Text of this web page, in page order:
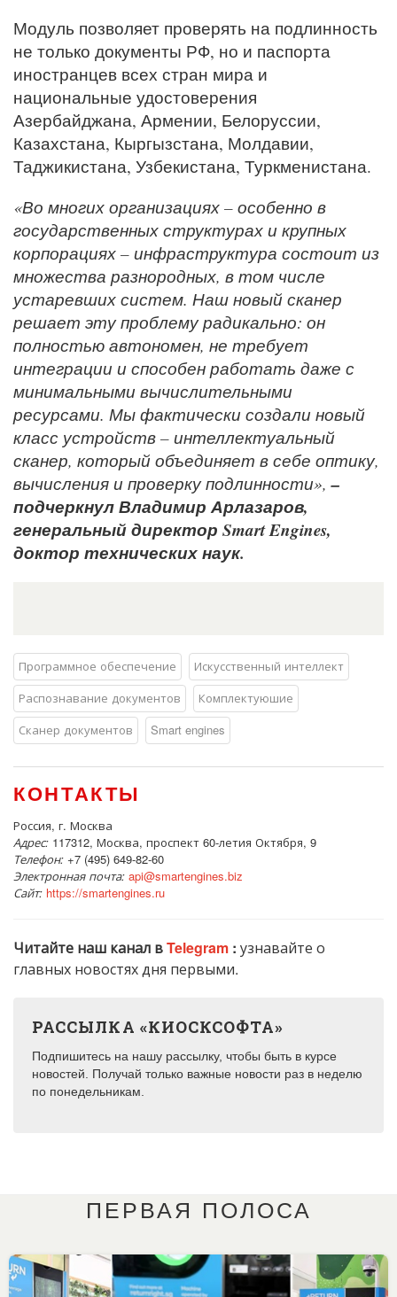
Модуль позволяет проверять на подлинность
не только документы РФ, но и паспорта
иностранцев всех стран мира и
национальные удостоверения
Азербайджана, Армении, Белоруссии,
Казахстана, Кыргызстана, Молдавии,
Таджикистана, Узбекистана, Туркменистана.
«Во многих организациях – особенно в
государственных структурах и крупных
корпорациях – инфраструктура состоит из
множества разнородных, в том числе
устаревших систем. Наш новый сканер
решает эту проблему радикально: он
полностью автономен, не требует
интеграции и способен работать даже с
минимальными вычислительными
ресурсами. Мы фактически создали новый
класс устройств – интеллектуальный
сканер, который объединяет в себе оптику,
вычисления и проверку подлинности»,–
подчеркнул Владимир Арлазаров,
генеральный директор Smart Engines,
доктор технических наук.
Программное обеспечение
Искусственный интеллект
Распознавание документов
Комплектуюшие
Сканер документов
Smart engines
КОНТАКТЫ
Россия, г. Москва
Адрес: 117312, Москва, проспект 60-летия Октября, 9
Телефон: +7 (495) 649-82-60
Электронная почта: api@smartengines.biz
Сайт: https://smartengines.ru
Читайте наш канал вTelegram : узнавайте о
главных новостях дня первыми.
РАССЫЛКА «КИОСКСОФТА»
Подпишитесь на нашу рассылку, чтобы быть в курсе
новостей. Получай только важные новости раз в неделю
по понедельникам.
ПЕРВАЯ ПОЛОСА